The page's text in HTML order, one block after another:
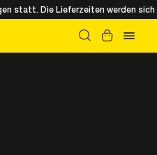
statt. Die Lieferzeiten werden sich